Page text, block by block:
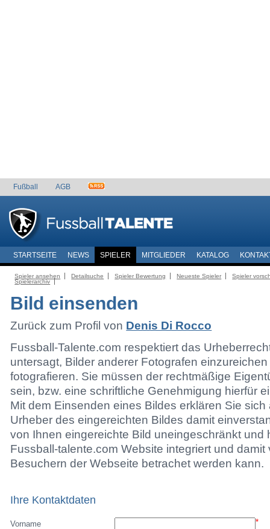
Fußball AGB
STARTSEITE NEWS SPIELER MITGLIEDER KATALOG
Spieler ansehen Detailsuche Spieler Bewertung Neueste Spieler
Spieler
Spielerarchiv
Bild einsenden
Zurück zum Profil von Denis Di Rocco
Fussball-Talente.com respektiert das
untersagt, Bilder anderer Fotografen
fotografieren. Sie müssen der rechtmäßige
sein, bzw. eine schriftliche Genehmigung hierfür
Mit dem Einsenden eines Bildes erklären Sie
Urheber des eingereichten Bildes damit
von Ihnen eingereichte Bild uneingeschränkt und
Fussball-talente.com Website integriert und damit
Besuchern der Webseite betrachet werden kann.
Ihre Kontaktdaten
Vorname *